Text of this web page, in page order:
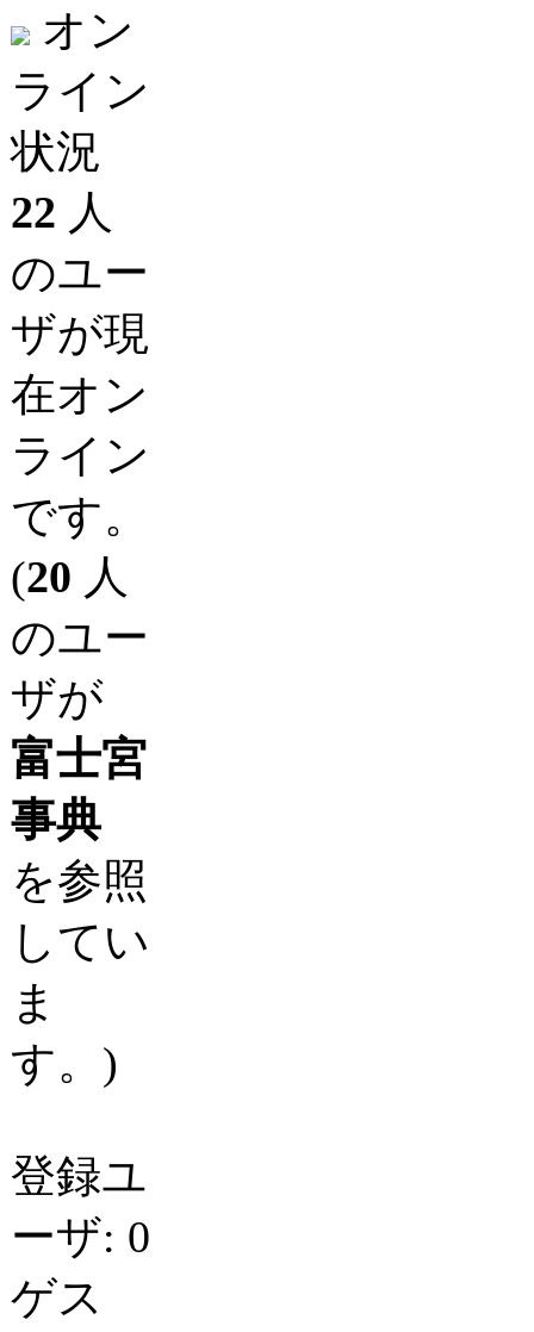
オン
ライン
状況
22 人
のユー
ザが現
在オン
ライン
です。
(20 人
のユー
ザが
富士宮
事典
を参照
してい
ま
す。)
登録ユ
ーザ: 0
ゲス